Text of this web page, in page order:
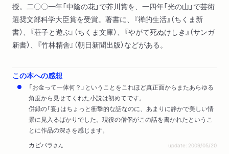
授。二〇〇一年「中陰の花」で芥川賞を、一四年「光の山」で芸術
選奨文部科学大臣賞を受賞。著書に、『禅的生活』（ちくま新
書）、『荘子と遊ぶ』（ちくま文庫）、『やがて死ぬけしき』（サンガ
新書）、『竹林精舎』（朝日新聞出版）などがある。
この本への感想
「お金って一体何？」ということをこれほど真正面からまたあらゆる
角度から見せてくれた小説は初めてです。
併録の「宴」はちょっと衝撃的な話なのに、あまりに静かで美しい情
景に見入るばかりでした。現役の僧侶がこの話を書かれたというこ
とに作品の深さを感じます。
カピバラ さん update: 2009/05/20